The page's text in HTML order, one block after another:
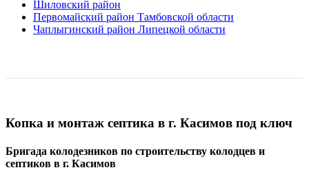
Шиловский район
Первомайский район Тамбовской области
Чаплыгинский район Липецкой области
Копка и монтаж септика в г. Касимов под ключ
Бригада колодезников по строительству колодцев и
септиков в г. Касимов